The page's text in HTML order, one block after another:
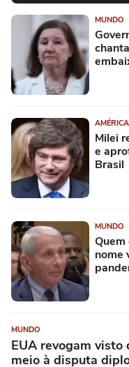
MUNDO
Milei
e
Brasil
MUNDO
Quem
nome
MUNDO
EUA revogam
meio à disputa